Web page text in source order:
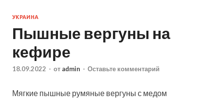
УКРАИНА
Пышные вергуны на
кефире
18.09.2022 - от admin - Оставьте комментарий
Мягкие пышные румяные вергуны с медом